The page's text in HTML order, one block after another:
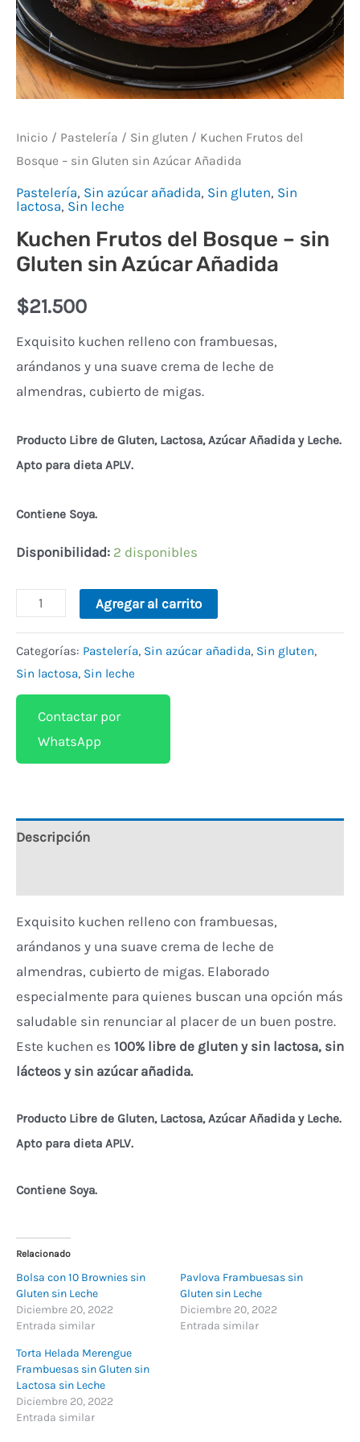
Inicio / Pastelería / Sin gluten / Kuchen Frutos del
Bosque – sin Gluten sin Azúcar Añadida
Pastelería, Sin azúcar añadida, Sin gluten, Sin
lactosa, Sin leche
Kuchen Frutos del Bosque – sin
Gluten sin Azúcar Añadida
$21.500
Exquisito kuchen relleno con frambuesas,
arándanos y una suave crema de leche de
almendras, cubierto de migas.
Producto Libre de Gluten, Lactosa, Azúcar Añadida y Leche.
Apto para dieta APLV.
Contiene Soya.
Disponibilidad: 2 disponibles
Añadida
cantidad
Agregar al carrito
Categorías: Pastelería, Sin azúcar añadida, Sin gluten,
Sin lactosa, Sin leche
Contactar por
WhatsApp
Descripción
Exquisito kuchen relleno con frambuesas,
arándanos y una suave crema de leche de
almendras, cubierto de migas. Elaborado
especialmente para quienes buscan una opción más
saludable sin renunciar al placer de un buen postre.
Este kuchen es 100% libre de gluten y sin lactosa, sin
lácteos y sin azúcar añadida.
Producto Libre de Gluten, Lactosa, Azúcar Añadida y Leche.
Apto para dieta APLV.
Contiene Soya.
Relacionado
Bolsa con 10 Brownies sin
Gluten sin Leche
Diciembre 20, 2022
Entrada similar
Pavlova Frambuesas sin
Gluten sin Leche
Diciembre 20, 2022
Entrada similar
Torta Helada Merengue
Frambuesas sin Gluten sin
Lactosa sin Leche
Diciembre 20, 2022
Entrada similar